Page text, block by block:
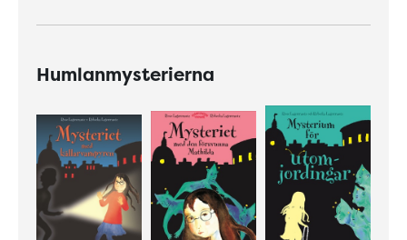
Humlanmysterierna